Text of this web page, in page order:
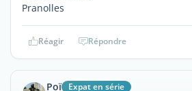
Pranolles
Réagir Répondre
Poï Expat en série